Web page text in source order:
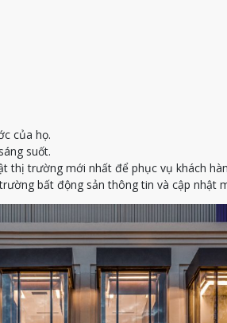
của họ.
suốt.
thị trường mới nhất để phục vụ khách
bất động sản thông tin và cập nhật